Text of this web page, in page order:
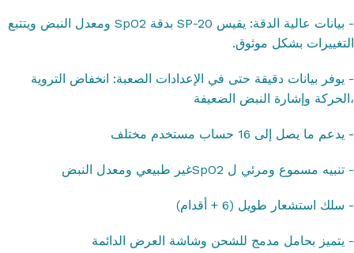
- بيانات عالية الدقة: يقيس SP-20 بدقة SpO2 ومعدل النبض ويتتبع
التغييرات بشكل موثوق.
- يوفر بيانات دقيقة حتى في الإعدادات الصعبة: انخفاض التروية
،الحركة وإشارة النبض الضعيفة
- يدعم ما يصل إلى 16 حساب مستخدم مختلف
- تنبيه مسموع ومرئي ل SpO2غير طبيعي ومعدل النبض
- سلك استشعار طويل (6 + أقدام)
- يتميز بحامل مدمج للشحن وشاشة العرض الدائمة